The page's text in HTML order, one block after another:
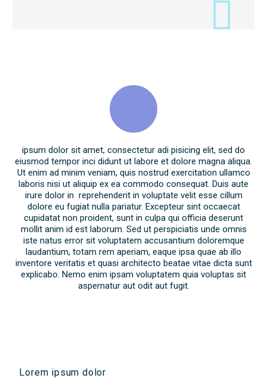
ipsum dolor sit amet, consectetur adi pisicing elit, sed do
eiusmod tempor inci didunt ut labore et dolore magna aliqua.
Ut enim ad minim veniam, quis nostrud exercitation ullamco
laboris nisi ut aliquip ex ea commodo consequat. Duis aute
irure dolor in reprehenderit in voluptate velit esse cillum
dolore eu fugiat nulla pariatur. Excepteur sint occaecat
cupidatat non proident, sunt in culpa qui officia deserunt
mollit anim id est laborum. Sed ut perspiciatis unde omnis
iste natus error sit voluptatem accusantium doloremque
laudantium, totam rem aperiam, eaque ipsa quae ab illo
inventore veritatis et quasi architecto beatae vitae dicta sunt
explicabo. Nemo enim ipsam voluptatem quia voluptas sit
aspernatur aut odit aut fugit.
Lorem ipsum dolor